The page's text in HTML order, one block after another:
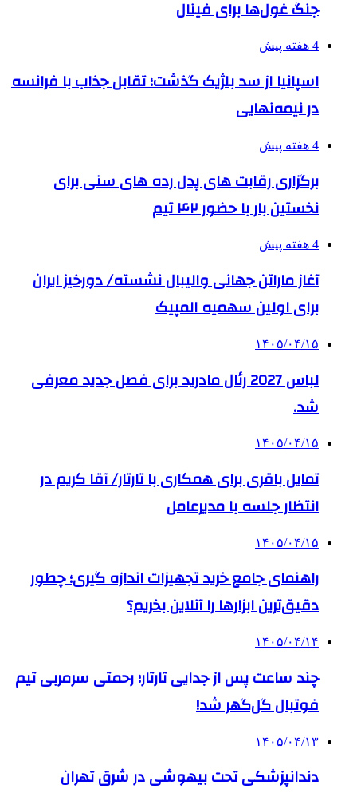
جنگ غول‌ها برای فینال
4 هفته پیش
اسپانیا از سد بلژیک گذشت؛ تقابل جذاب با فرانسه
در نیمه‌نهایی
4 هفته پیش
برگزاری رقابت های پدل رده های سنی برای
نخستین بار با حضور ۴۲ تیم
4 هفته پیش
آغاز ماراتن جهانی والیبال نشسته/ دورخیز ایران
برای اولین سهمیه المپیک
۱۴۰۵/۰۴/۱۵
لباس 2027 رئال مادرید برای فصل جدید معرفی
شد.
۱۴۰۵/۰۴/۱۵
تمایل باقری برای همکاری با تارتار/ آقا کریم در
انتظار جلسه با مدیرعامل
۱۴۰۵/۰۴/۱۵
راهنمای جامع خرید تجهیزات اندازه گیری؛ چطور
دقیق‌ترین ابزارها را آنلاین بخریم؟
۱۴۰۵/۰۴/۱۴
چند ساعت پس از جدایی تارتار؛ رحمتی سرمربی تیم
فوتبال گل‌گهر شد!
۱۴۰۵/۰۴/۱۳
دندانپزشکی تحت بیهوشی در شرق تهران